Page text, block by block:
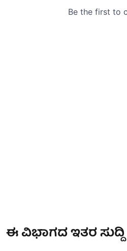
ಈ ವಿಭಾಗದ ಇತರ ಸುದ್ದಿ